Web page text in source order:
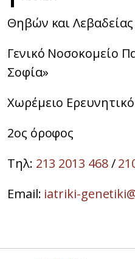
Θηβών και
Γενικό Νοσοκομείο
Σοφία»
Χωρέμειο
2ος όροφος
Τηλ: 213 2013 468/
Email: iatriki-